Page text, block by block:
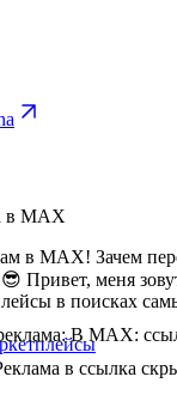
в MAX
на ВБ и
😎 Привет, меня
в поисках
Связь/реклама: В MAX:
в ссылка